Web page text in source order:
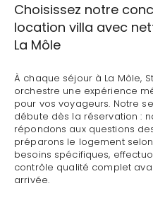
Choisissez notre
location villa avec
La Môle
À chaque séjour à La Môle,
orchestre une expérience
pour vos voyageurs. Notre
débute dès la réservation :
répondons aux questions
préparons le logement
besoins spécifiques,
contrôle qualité complet
arrivée.